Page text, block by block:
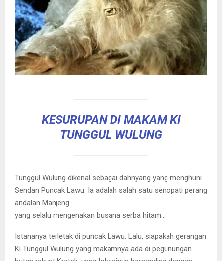
KESURUPAN DI MAKAM KI
TUNGGUL WULUNG
Tunggul Wulung dikenal sebagai dahnyang yang menghuni
Sendan Puncak Lawu. Ia adalah salah satu senopati perang
andalan Manjeng
yang selalu mengenakan busana serba hitam…
Istananya terletak di puncak Lawu. Lalu, siapakah gerangan
Ki Tunggul Wulung yang makamnya ada di pegunungan